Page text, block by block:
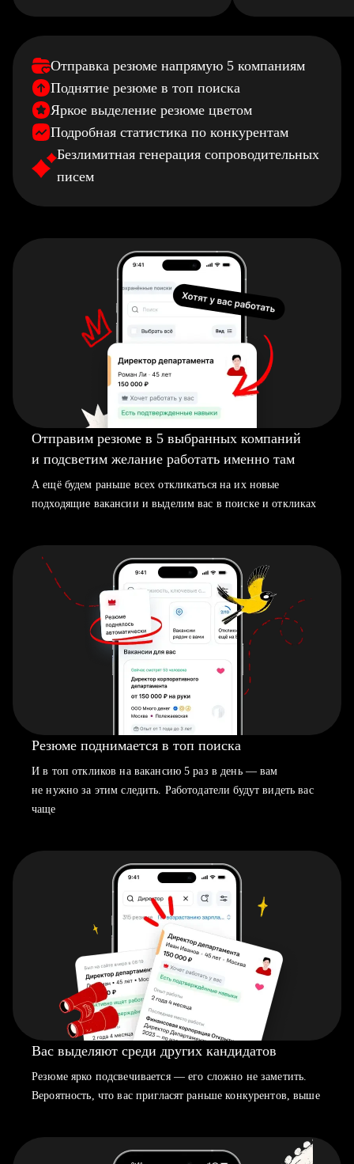
Отправка резюме напрямую 5 компаниям
Поднятие резюме в топ поиска
Яркое выделение резюме цветом
Подробная статистика по конкурентам
Безлимитная генерация сопроводительных
писем
Отправим резюме в 5 выбранных компаний
и подсветим желание работать именно там
А ещё будем раньше всех откликаться на их новые
подходящие вакансии и выделим вас в поиске и откликах
Резюме поднимается в топ поиска
И в топ откликов на вакансию 5 раз в день — вам
не нужно за этим следить. Работодатели будут видеть вас
чаще
Вас выделяют среди других кандидатов
Резюме ярко подсвечивается — его сложно не заметить.
Вероятность, что вас пригласят раньше конкурентов, выше